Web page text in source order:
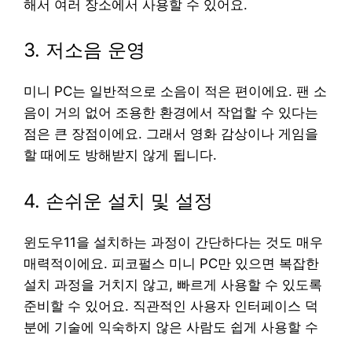
해서 여러 장소에서 사용할 수 있어요.
3. 저소음 운영
미니 PC는 일반적으로 소음이 적은 편이에요. 팬 소
음이 거의 없어 조용한 환경에서 작업할 수 있다는
점은 큰 장점이에요. 그래서 영화 감상이나 게임을
할 때에도 방해받지 않게 됩니다.
4. 손쉬운 설치 및 설정
윈도우11을 설치하는 과정이 간단하다는 것도 매우
매력적이에요. 피코펄스 미니 PC만 있으면 복잡한
설치 과정을 거치지 않고, 빠르게 사용할 수 있도록
준비할 수 있어요. 직관적인 사용자 인터페이스 덕
분에 기술에 익숙하지 않은 사람도 쉽게 사용할 수